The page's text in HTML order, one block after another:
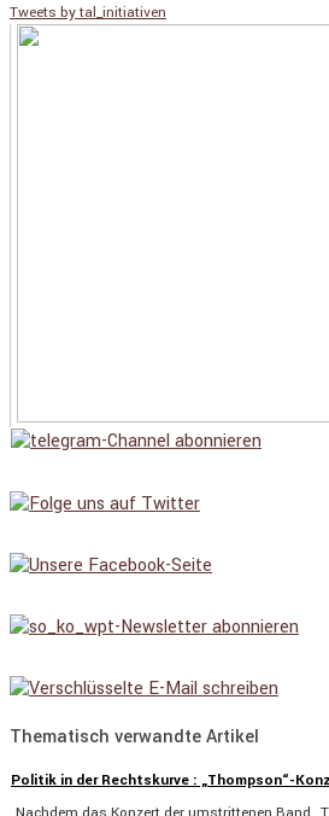
Tweets by tal_initiativen
Thematisch verwandte Artikel
Politik in der Rechtskurve : „Thompson“-